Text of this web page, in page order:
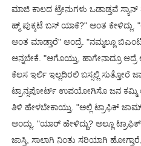
ಮಾಜಿ ಕಾಲದ ಟ್ರೇನುಗಳು ಒಡಾಡ್ತವೆ ಸ್ಯಾನ್
ಹ್ಮ್ ಪುಕ್ಕಟೆ ಬಸ್ ಯಾಕೆ?" ಅಂತ
ಅಂತ ಮಾಡ್ತಾರೆ" ಅಂದ್ರೆ. "ನಮ್ಮಲ್ಲೂ
ಅನ್ನಬೇಕೆ. "ಆಗೊಯ್ತು, ಹಾಗೇನಾದ್ರೂ
ಕೆಲಸ ಇರ್ಲಿ ಇಲ್ಲದಿರಲಿ ಬಸ್ಸಲ್ಲಿ ಸುತ್ತೋರೆ
ಟ್ರಾನ್ಸಪೋರ್ಟ್ ಉಪಯೋಗಿಸೊ ಜನ ಕಮ್ಮಿ
ತಿಳಿ ಹೇಳಬೇಕಾಯ್ತು. "ಅಲ್ಲಿ ಟ್ರಾಫಿಕ್
ಅಂದ್ಲು. "ಯಾರ್ ಹೇಳಿದ್ದು? ಅಲ್ಲೂ
ಜಾಸ್ತಿ, ಸಾಲಾಗಿ ನಿಂತು ಸರಿಯಾಗಿ